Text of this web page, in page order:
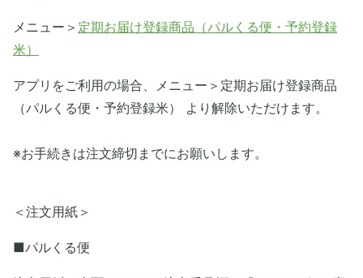
メニュー＞ 定期お届け登録商品（パルくる便・予約登録
米）
アプリをご利用の場合、メニュー＞定期お届け登録商品
（パルくる便・予約登録米） より解除いただけます。
※お手続きは注文締切までにお願いします。
＜注文用紙＞
■パルくる便